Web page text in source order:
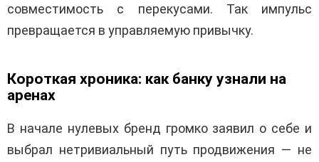
совместимость с перекусами. Так импульс
превращается в управляемую привычку.
Короткая хроника: как банку узнали на
аренах
В начале нулевых бренд громко заявил о себе и
выбрал нетривиальный путь продвижения — не